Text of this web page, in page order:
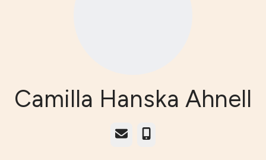
Camilla Hanska Ahnell
E-postTelefon